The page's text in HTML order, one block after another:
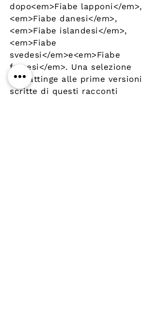
dopo<em>Fiabe lapponi</em>,
<em>Fiabe danesi</em>,
<em>Fiabe islandesi</em>,
<em>Fiabe
svedesi</em>e<em>Fiabe
faroesi</em>. Una selezione
che attinge alle prime versioni
scritte di questi racconti